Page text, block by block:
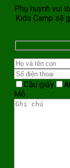
Phụ huynh vui
Kids Camp sẽ
Cầu giấy
Mỗ